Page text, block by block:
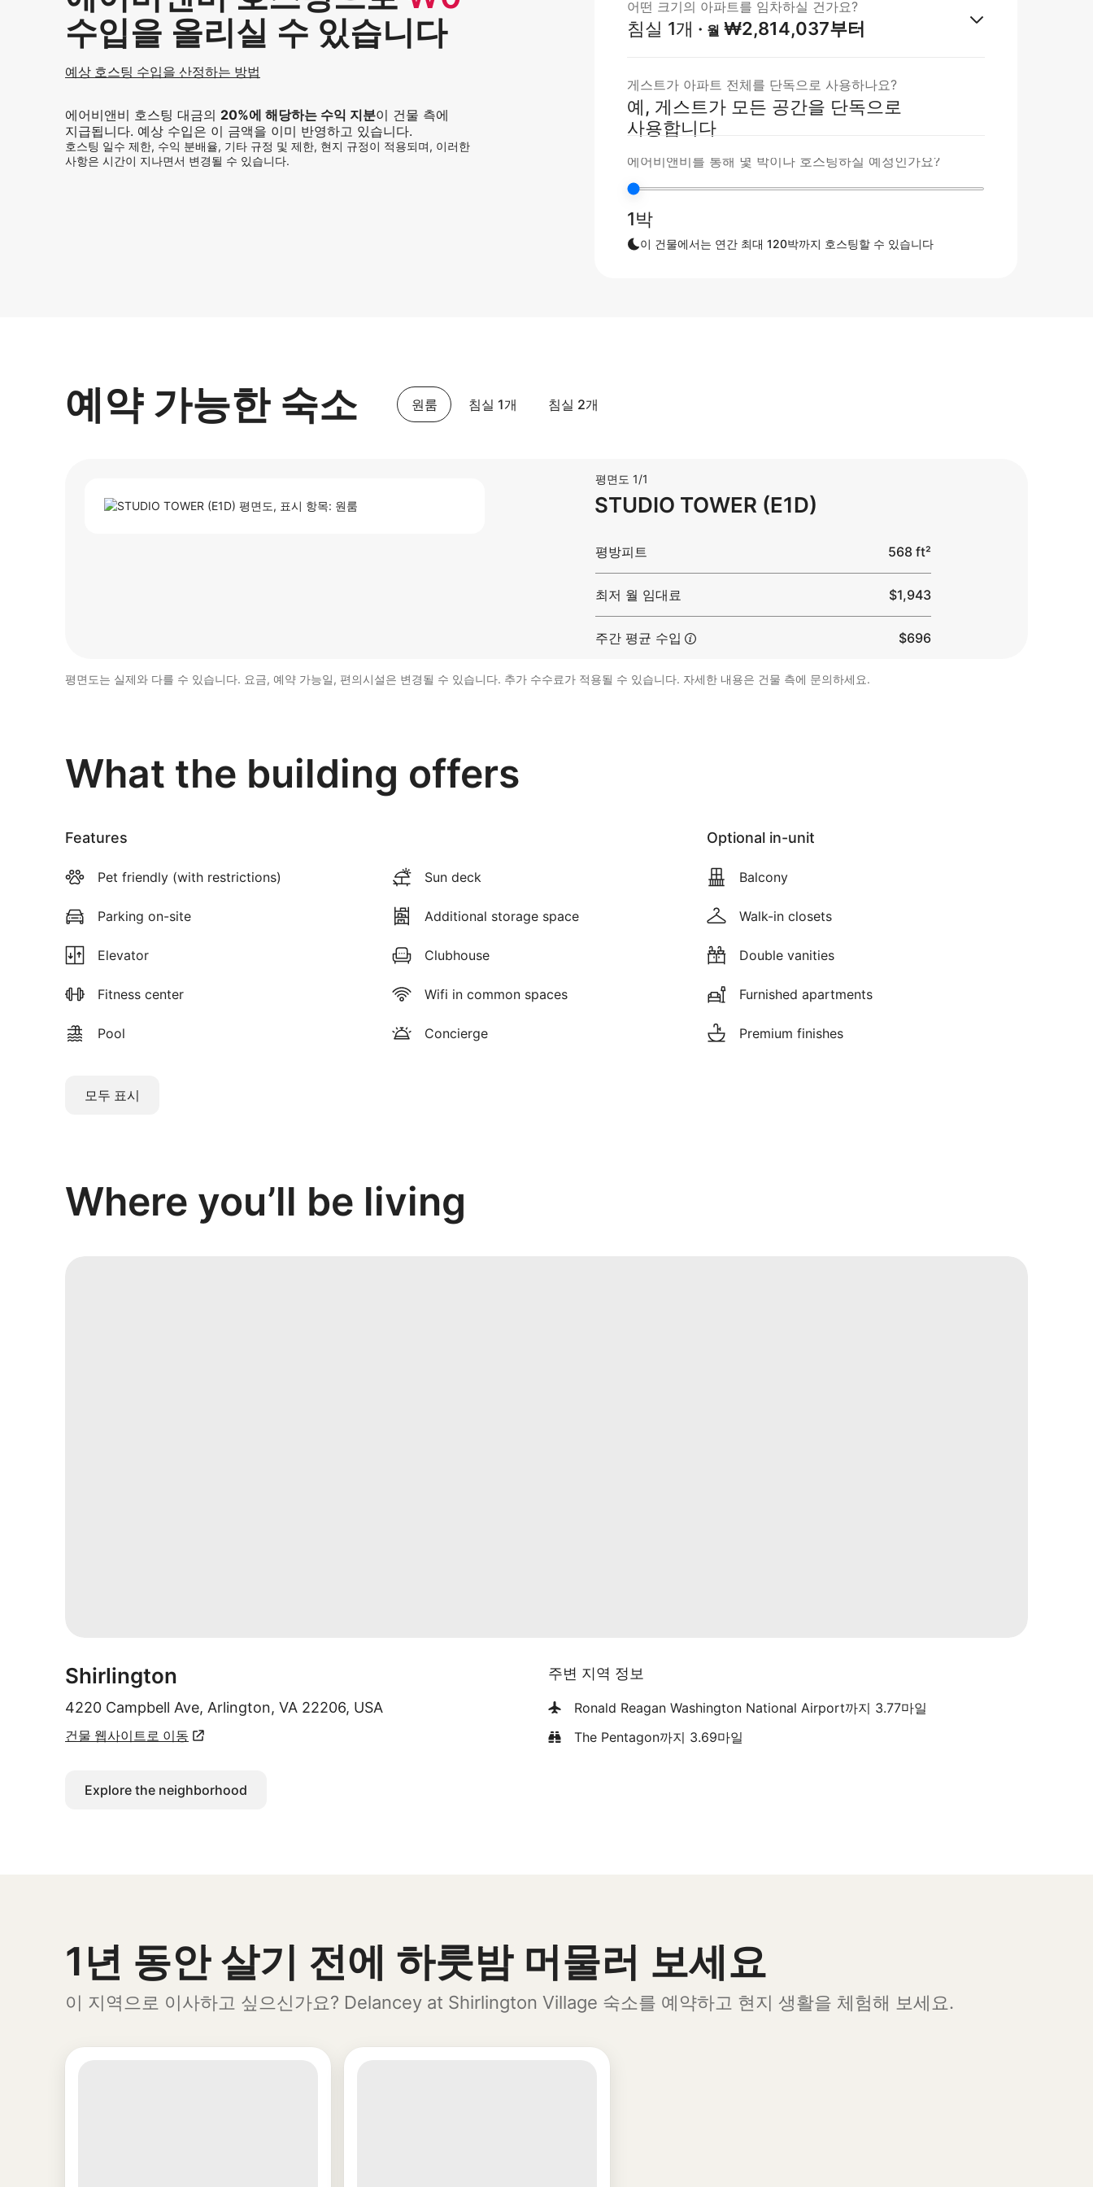
수입을 올리실 수 있습니다
예상 호스팅 수입을 산정하는 방법
에어비앤비 호스팅 대금의 20%에 해당하는 수익 지분이 건물 측에
지급됩니다. 예상 수입은 이 금액을 이미 반영하고 있습니다.
호스팅 일수 제한, 수익 분배율, 기타 규정 및 제한, 현지 규정이 적용되며, 이러한
사항은 시간이 지나면서 변경될 수 있습니다.
어떤 크기의 아파트를 임차하실 건가요?
침실 1개 · 월 ₩2,814,037부터
게스트가 아파트 전체를 단독으로 사용하나요?
예, 게스트가 모든 공간을 단독으로
사용합니다
에어비앤비를 통해 몇 박이나 호스팅하실 예정인가요?
1박
이 건물에서는 연간 최대 120박까지 호스팅할 수 있습니다
예약 가능한 숙소 원룸 침실 1개 침실 2개
평면도 1/1
STUDIO TOWER (E1D)
평방피트 568 ft²
최저 월 임대료 $1,943
주간 평균 수입 $696
평면도는 실제와 다를 수 있습니다. 요금, 예약 가능일, 편의시설은 변경될 수 있습니다. 추가 수수료가 적용될 수 있습니다. 자세한 내용은 건물 측에 문의하세요.
What the building offers
Features
Pet friendly (with restrictions)
Parking on-site
Elevator
Fitness center
Pool
Sun deck
Additional storage space
Clubhouse
Wifi in common spaces
Concierge
Optional in-unit
Balcony
Walk-in closets
Double vanities
Furnished apartments
Premium finishes
모두 표시
Where you’ll be living
Shirlington
4220 Campbell Ave, Arlington, VA 22206, USA
건물 웹사이트로 이동
Explore the neighborhood
주변 지역 정보
Ronald Reagan Washington National Airport까지 3.77마일
The Pentagon까지 3.69마일
1년 동안 살기 전에 하룻밤 머물러 보세요
이 지역으로 이사하고 싶으신가요? Delancey at Shirlington Village 숙소를 예약하고 현지 생활을 체험해 보세요.
0개 중 0개 표시됨